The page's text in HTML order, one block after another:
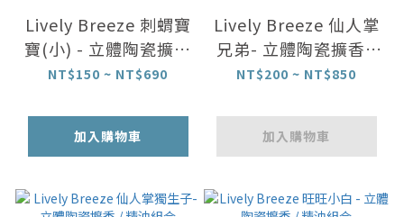
Lively Breeze 刺蝟寶
寶(小) - 立體陶瓷擴香
/ 精油組合
NT$150 ~ NT$690
加入購物車
Lively Breeze 仙人掌
兄弟- 立體陶瓷擴香 /
精油組合
NT$200 ~ NT$850
加入購物車